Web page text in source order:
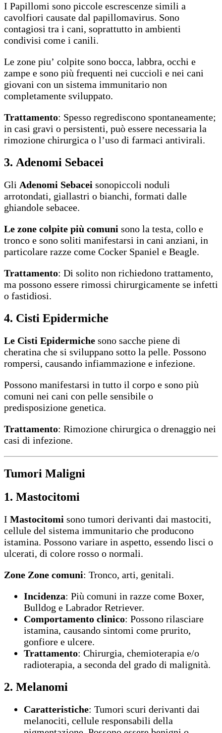
I Papillomi sono piccole escrescenze simili a
cavolfiori causate dal papillomavirus. Sono
contagiosi tra i cani, soprattutto in ambienti
condivisi come i canili.
Le zone piu’ colpite sono bocca, labbra, occhi e
zampe e sono più frequenti nei cuccioli e nei cani
giovani con un sistema immunitario non
completamente sviluppato.
Trattamento: Spesso regrediscono spontaneamente;
in casi gravi o persistenti, può essere necessaria la
rimozione chirurgica o l’uso di farmaci antivirali.
3. Adenomi Sebacei
Gli Adenomi Sebacei sonopiccoli noduli
arrotondati, giallastri o bianchi, formati dalle
ghiandole sebacee.
Le zone colpite più comuni sono la testa, collo e
tronco e sono soliti manifestarsi in cani anziani, in
particolare razze come Cocker Spaniel e Beagle.
Trattamento: Di solito non richiedono trattamento,
ma possono essere rimossi chirurgicamente se infetti
o fastidiosi.
4. Cisti Epidermiche
Le Cisti Epidermiche sono sacche piene di
cheratina che si sviluppano sotto la pelle. Possono
rompersi, causando infiammazione e infezione.
Possono manifestarsi in tutto il corpo e sono più
comuni nei cani con pelle sensibile o
predisposizione genetica.
Trattamento: Rimozione chirurgica o drenaggio nei
casi di infezione.
Tumori Maligni
1. Mastocitomi
I Mastocitomi sono tumori derivanti dai mastociti,
cellule del sistema immunitario che producono
istamina. Possono variare in aspetto, essendo lisci o
ulcerati, di colore rosso o normali.
Zone Zone comuni: Tronco, arti, genitali.
Incidenza: Più comuni in razze come Boxer,
Bulldog e Labrador Retriever.
Comportamento clinico: Possono rilasciare
istamina, causando sintomi come prurito,
gonfiore e ulcere.
Trattamento: Chirurgia, chemioterapia e/o
radioterapia, a seconda del grado di malignità.
2. Melanomi
Caratteristiche: Tumori scuri derivanti dai
melanociti, cellule responsabili della